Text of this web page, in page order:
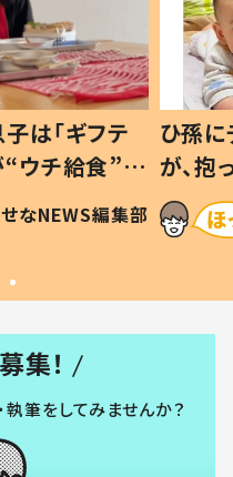
は「ギフテ
ウチ給食”を
#令和の親
せなNEWS編集部
ひ孫
が、
「涙が
い」
集！
執筆をしてみませんか？